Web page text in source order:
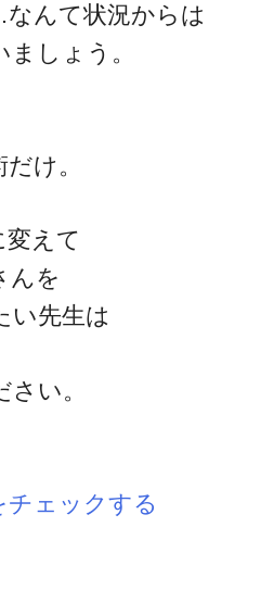
んて状況からは
しょう。
け。
えて
んを
い先生は
い。
チェックする